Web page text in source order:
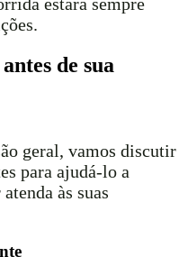
de sua
geral, vamos discutir
para ajudá-lo a
às suas